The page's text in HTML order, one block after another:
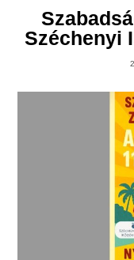
Széchenyi